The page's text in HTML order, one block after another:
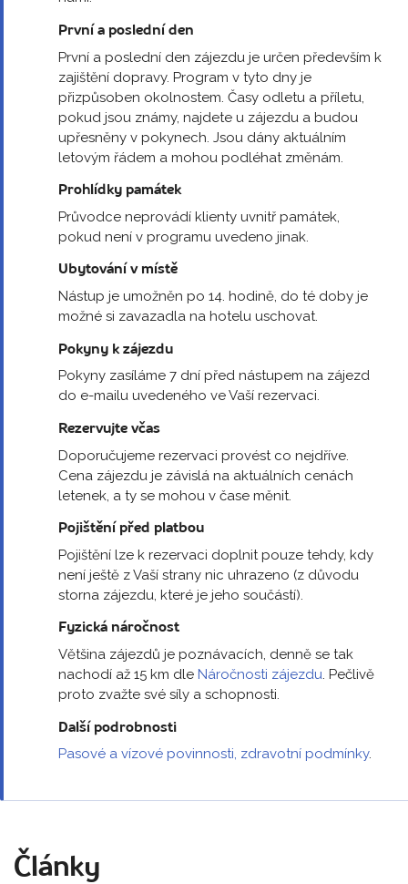
První a poslední den
První a poslední den zájezdu je určen především k
zajištění dopravy. Program v tyto dny je
přizpůsoben okolnostem. Časy odletu a příletu,
pokud jsou známy, najdete u zájezdu a budou
upřesněny v pokynech. Jsou dány aktuálním
letovým řádem a mohou podléhat změnám.
Prohlídky památek
Průvodce neprovádí klienty uvnitř památek,
pokud není v programu uvedeno jinak.
Ubytování v místě
Nástup je umožněn po 14. hodině, do té doby je
možné si zavazadla na hotelu uschovat.
Pokyny k zájezdu
Pokyny zasíláme 7 dní před nástupem na zájezd
do e-mailu uvedeného ve Vaší rezervaci.
Rezervujte včas
Doporučujeme rezervaci provést co nejdříve.
Cena zájezdu je závislá na aktuálních cenách
letenek, a ty se mohou v čase měnit.
Pojištění před platbou
Pojištění lze k rezervaci doplnit pouze tehdy, kdy
není ještě z Vaší strany nic uhrazeno (z důvodu
storna zájezdu, které je jeho součástí).
Fyzická náročnost
Většina zájezdů je poznávacích, denně se tak
nachodí až 15 km dle Náročnosti zájezdu. Pečlivě
proto zvažte své síly a schopnosti.
Další podrobnosti
Pasové a vízové povinnosti, zdravotní podmínky.
Články